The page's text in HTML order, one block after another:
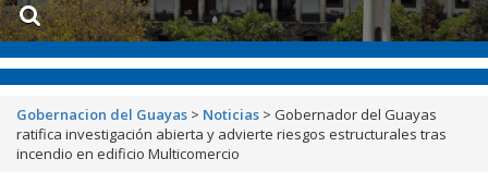
Gobernacion del Guayas > Noticias > Gobernador del Guayas
ratifica investigación abierta y advierte riesgos estructurales tras
incendio en edificio Multicomercio